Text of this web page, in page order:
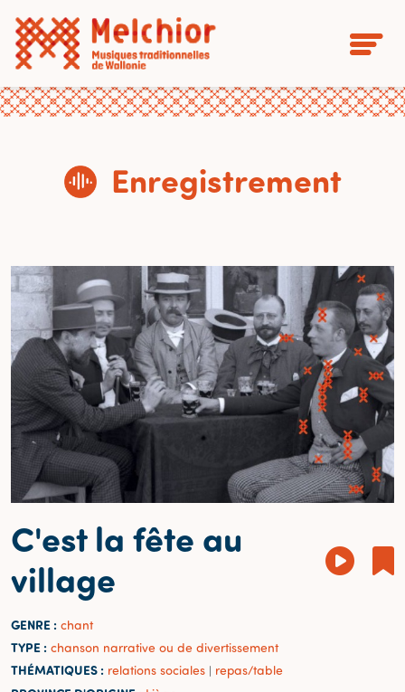
Enregistrement
C'est la fête au
village
GENRE : chant
TYPE : chanson narrative ou de divertissement
THÉMATIQUES : relations sociales | repas/table